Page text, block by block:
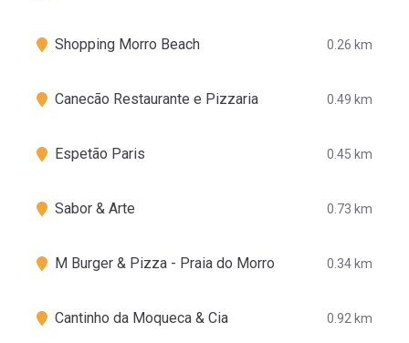
Shopping Morro Beach 0.26 km
Canecão Restaurante e Pizzaria 0.49 km
Espetão Paris 0.45 km
Sabor & Arte 0.73 km
M Burger & Pizza - Praia do Morro 0.34 km
Cantinho da Moqueca & Cia 0.92 km